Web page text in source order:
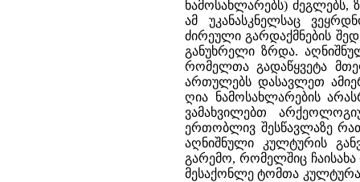
ნამოსახლარებს) ძეგლებს,
ამ უკანასკნელსაც
ძირეული გარდაქმნების
განუხრელი ზრდა.
რომელთა გადაწყვეტა
ართულებს დასავლეთ
ღია ნამოსახლარების
ვამახვილებთ
ერთობლივ შესწავლაზე
აღნიშნული კულტურის
გარემო, რომელშიც
მესაქონლე ტომთა